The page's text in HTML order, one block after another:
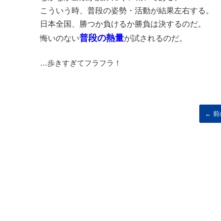
こういう時、普段の姿勢・活動が結果左右する。
日本全国、勝つか負けるか勝負は決するのだ。
悔いのない普段の熱量が試されるのだ。
…歩きすぎてフラフラ！
← 前